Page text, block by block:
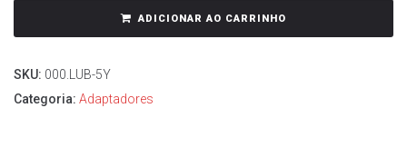
ADICIONAR AO CARRINHO
SKU: 000.LUB-5Y
Categoria: Adaptadores